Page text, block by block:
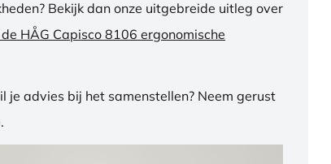
Bekijk dan onze uitgebreide uitleg over
HÅG Capisco 8106 ergonomische
je advies bij het samenstellen? Neem gerust